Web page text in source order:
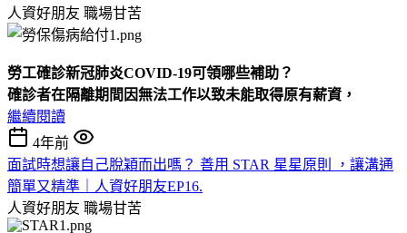
人資好朋友 職場甘苦
勞工確診新冠肺炎COVID-19可領哪些補助？
確診者在隔離期間因無法工作以致未能取得原有薪資，
繼續閱讀
4年前
面試時想讓自己脫穎而出嗎？ 善用 STAR 星星原則 ，讓溝通
簡單又精準｜人資好朋友EP16.
人資好朋友 職場甘苦